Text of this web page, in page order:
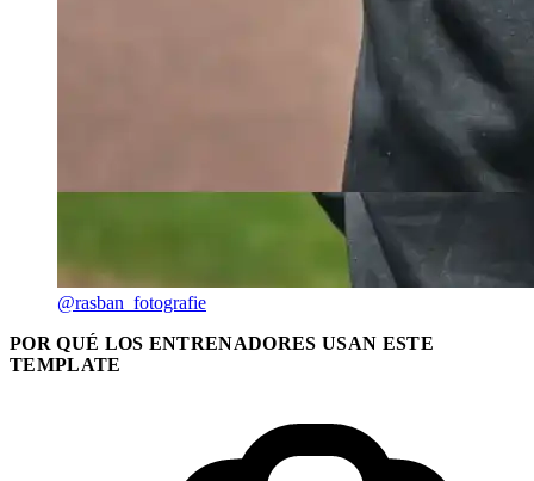
@rasban_fotografie
POR QUÉ LOS ENTRENADORES USAN ESTE
TEMPLATE